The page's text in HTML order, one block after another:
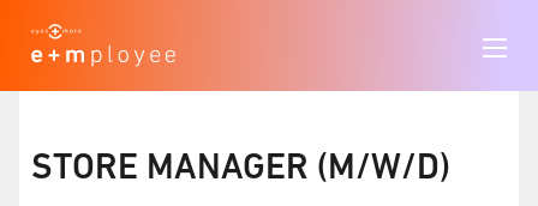
STORE MANAGER (M/W/D)